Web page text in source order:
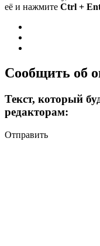
её и нажмите Ctrl +
Сообщить об
Текст, который
редакторам:
Отправить